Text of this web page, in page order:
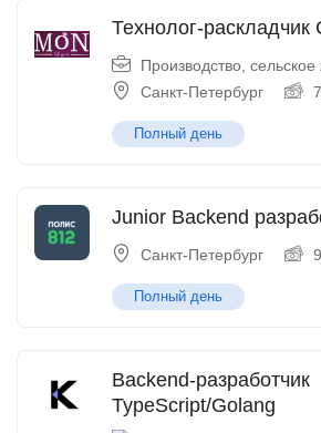
Технолог-
Производство, сельское
Санкт-Петербург
Полный день
Junior Backend
Санкт-Петербург
Полный день
Backend-разработчик
TypeScript/Golang